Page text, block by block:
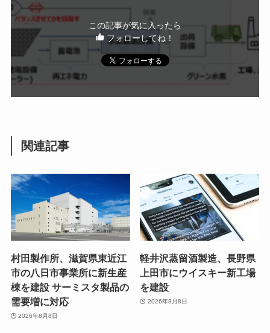
この記事が気に入ったら
フォローしてね！
関連記事
村田製作所、滋賀県東近江
市の八日市事業所に新生産
棟を建設 サーミスタ製品の
需要増に対応
2026年8月8日
軽井沢蒸留酒製造、長野県
上田市にウイスキー新工場
を建設
2026年8月8日